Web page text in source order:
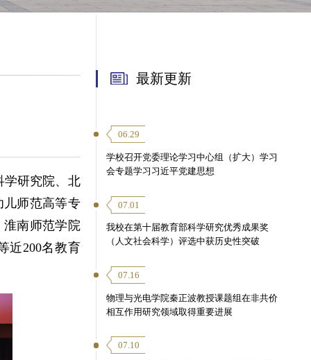
学研究院、北
师范高等专
南师范学院
近200名教育
最新更新
06.29
学校召开党委理论学习中心组（扩大）学习
会专题学习习近平党建思想
07.01
我校在第十届教育部科学研究优秀成果奖
（人文社会科学）评选中获历史性突破
07.16
物理与光电学院秦正波教授课题组在非共价
相互作用研究领域取得重要进展
07.10